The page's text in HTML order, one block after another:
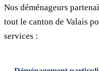
Nos déménageurs
tout le canton de Valais
services :